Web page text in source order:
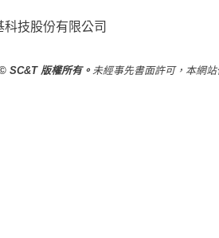
科技股份有限公司
SC&T 版權所有。未經事先書面許可，本網